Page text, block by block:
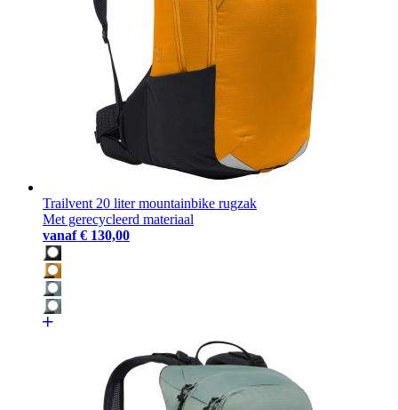
Trailvent 20 liter mountainbike rugzak
Met gerecycleerd materiaal
vanaf € 130,00